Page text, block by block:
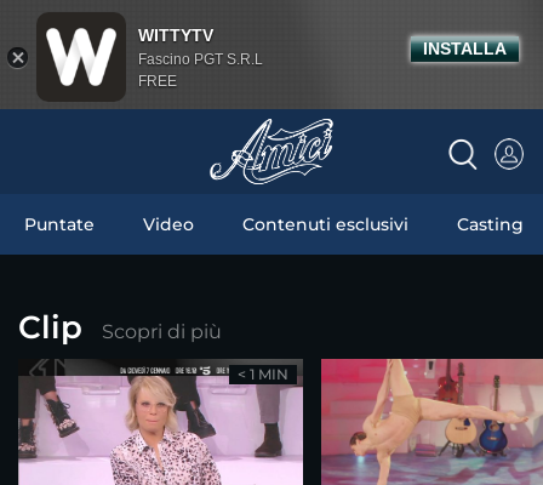
Puntate Video Contenuti esclusivi Casting
Clip Scopri di più
< 1 MIN
WITTYTV
Fascino PGT S.R.L
FREE
INSTALLA